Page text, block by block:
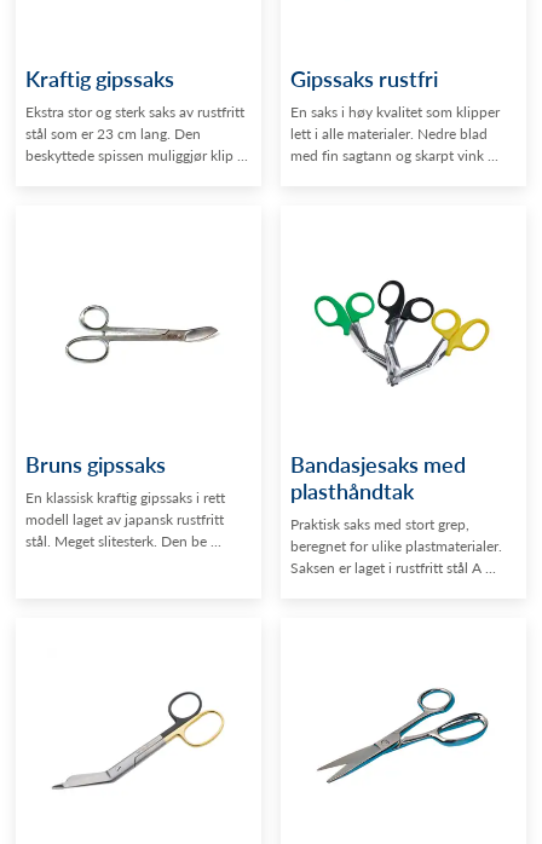
Kraftig gipssaks
Ekstra stor og sterk saks av rustfritt
stål som er 23 cm lang. Den
beskyttede spissen muliggjør klip ...
Gipssaks rustfri
En saks i høy kvalitet som klipper
lett i alle materialer. Nedre blad
med fin sagtann og skarpt vink ...
Bruns gipssaks
En klassisk kraftig gipssaks i rett
modell laget av japansk rustfritt
stål. Meget slitesterk. Den be ...
Bandasjesaks med
plasthåndtak
Praktisk saks med stort grep,
beregnet for ulike plastmaterialer.
Saksen er laget i rustfritt stål A ...